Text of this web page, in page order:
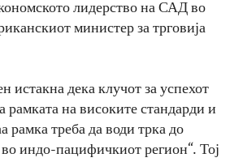
лидерство на САД во
министер за трговија
истакна дека клучот за успехот
рамката на високите стандарди и
рамка треба да води трка до
индо-пацифичкиот регион“. Тој